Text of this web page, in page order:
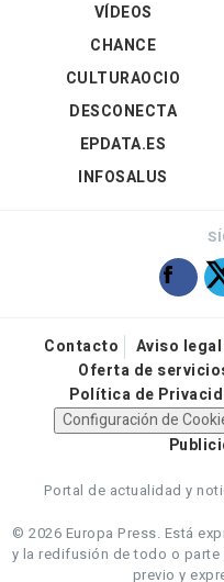
VÍDEOS
CHANCE
CULTURAOCIO
DESCONECTA
EPDATA.ES
INFOSALUS
Contacto Aviso legal
Oferta de
Política de
Configuración de
Portal de actualidad y
© 2026 Europa Press. Está
y la redifusión de todo o
previo y